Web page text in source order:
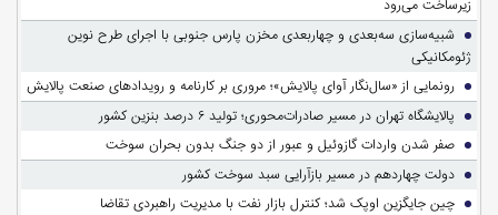
زیرساخت می‌رود
شبیه‌سازی سه‌بعدی و چهاربعدی مخزن پارس جنوبی با اجرای طرح نوین
ژئومکانیکی
رونمایی از «سال‌نگار آوای پالایش»؛ مروری بر کارنامه و رویدادهای صنعت پالایش
پالایشگاه تهران در مسیر صادرات‌محوری؛ تولید ۶ درصد بنزین کشور
صفر شدن واردات گازوئیل و عبور از دو جنگ بدون بحران سوخت
دولت چهاردهم در مسیر بازآرایی سبد سوخت کشور
چین جایگزین اوپک شد؛ کنترل بازار نفت با مدیریت راهبردی تقاضا